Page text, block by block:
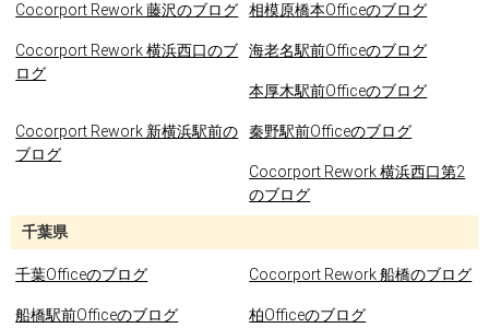
Cocorport Rework 藤沢のブログ 相模原橋本Officeのブログ
Cocorport Rework 横浜西口のブ
ログ
海老名駅前Officeのブログ
本厚木駅前Officeのブログ
Cocorport Rework 新横浜駅前の
ブログ
秦野駅前Officeのブログ
Cocorport Rework 横浜西口第2
のブログ
千葉県
千葉Officeのブログ Cocorport Rework 船橋のブログ
船橋駅前Officeのブログ 柏Officeのブログ